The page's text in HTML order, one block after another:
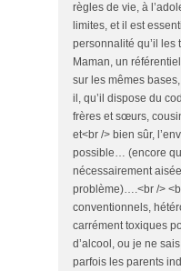
règles de vie, à
limites, et il est
personnalité qu’il
Maman, un
sur les mêmes
il, qu’il dispose du
frères et sœurs,
et<br /> bien sûr,
possible… (encore
nécessairement
problème)….<br />
conventionnels,
carrément toxiques
d’alcool, ou je ne
parfois les parents